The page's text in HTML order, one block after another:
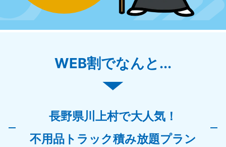
WEB割でなんと...
長野県川上村で大人気！
不用品トラック積み放題プラン